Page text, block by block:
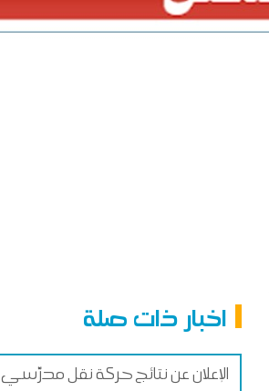
اخبار ذات صلة
الإعلان عن نتائج حركة نقل مدرّسي